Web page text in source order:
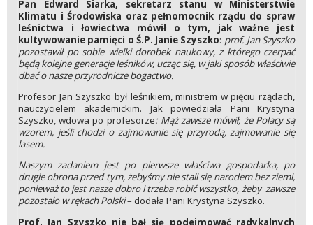
Pan Edward Siarka, sekretarz stanu w Ministerstwie
Klimatu i Środowiska oraz pełnomocnik rządu do spraw
leśnictwa i łowiectwa mówił o tym, jak ważne jest
kultywowanie pamięci o Ś.P. Janie Szyszko: prof. Jan Szyszko
pozostawił po sobie wielki dorobek naukowy, z którego czerpać
będą kolejne generacje leśników, ucząc się, w jaki sposób właściwie
dbać o nasze przyrodnicze bogactwo.
Profesor Jan Szyszko był leśnikiem, ministrem w pięciu rządach,
nauczycielem akademickim. Jak powiedziała Pani Krystyna
Szyszko, wdowa po profesorze: Mąż zawsze mówił, że Polacy są
wzorem, jeśli chodzi o zajmowanie się przyrodą, zajmowanie się
lasem.
Naszym zadaniem jest po pierwsze właściwa gospodarka, po
drugie obrona przed tym, żebyśmy nie stali się narodem bez ziemi,
ponieważ to jest nasze dobro i trzeba robić wszystko, żeby zawsze
pozostało w rękach Polski– dodała Pani Krystyna Szyszko.
Prof. Jan Szyszko nie bał się podejmować radykalnych